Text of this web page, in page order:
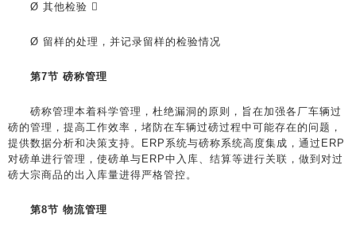
Ø 其他检验 
Ø 留样的处理，并记录留样的检验情况
第7节 磅称管理
磅称管理本着科学管理，杜绝漏洞的原则，旨在加强各厂车辆过
磅的管理，提高工作效率，堵防在车辆过磅过程中可能存在的问题，
提供数据分析和决策支持。ERP系统与磅称系统高度集成，通过ERP
对磅单进行管理，使磅单与ERP中入库、结算等进行关联，做到对过
磅大宗商品的出入库量进得严格管控。
第8节 物流管理